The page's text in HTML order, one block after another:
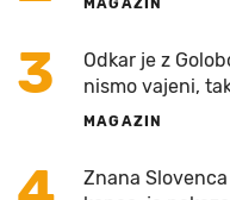
MAGAZIN
3
Odkar je z
nismo vajeni,
MAGAZIN
Znana